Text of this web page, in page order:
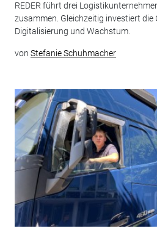
REDER führt drei
zusammen. Gleichzeitig investiert die
Digitalisierung und Wachstum.
von Stefanie Schuhmacher